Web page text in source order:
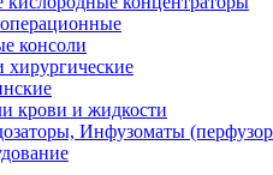
консоли
хирургические
крови и жидкости
Инфузоматы